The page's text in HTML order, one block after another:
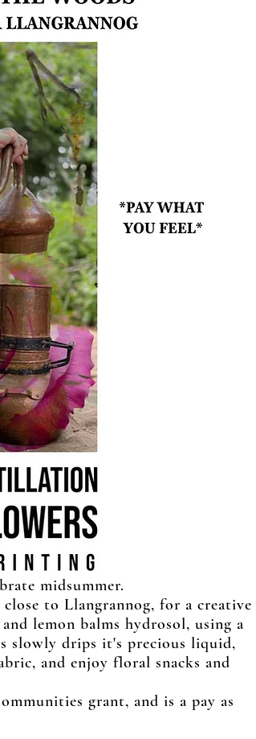
midsummer.
to Llangrannog, for a creative
lemon balms hydrosol, using a
drips it's precious liquid,
and enjoy floral snacks and
grant, and is a pay as